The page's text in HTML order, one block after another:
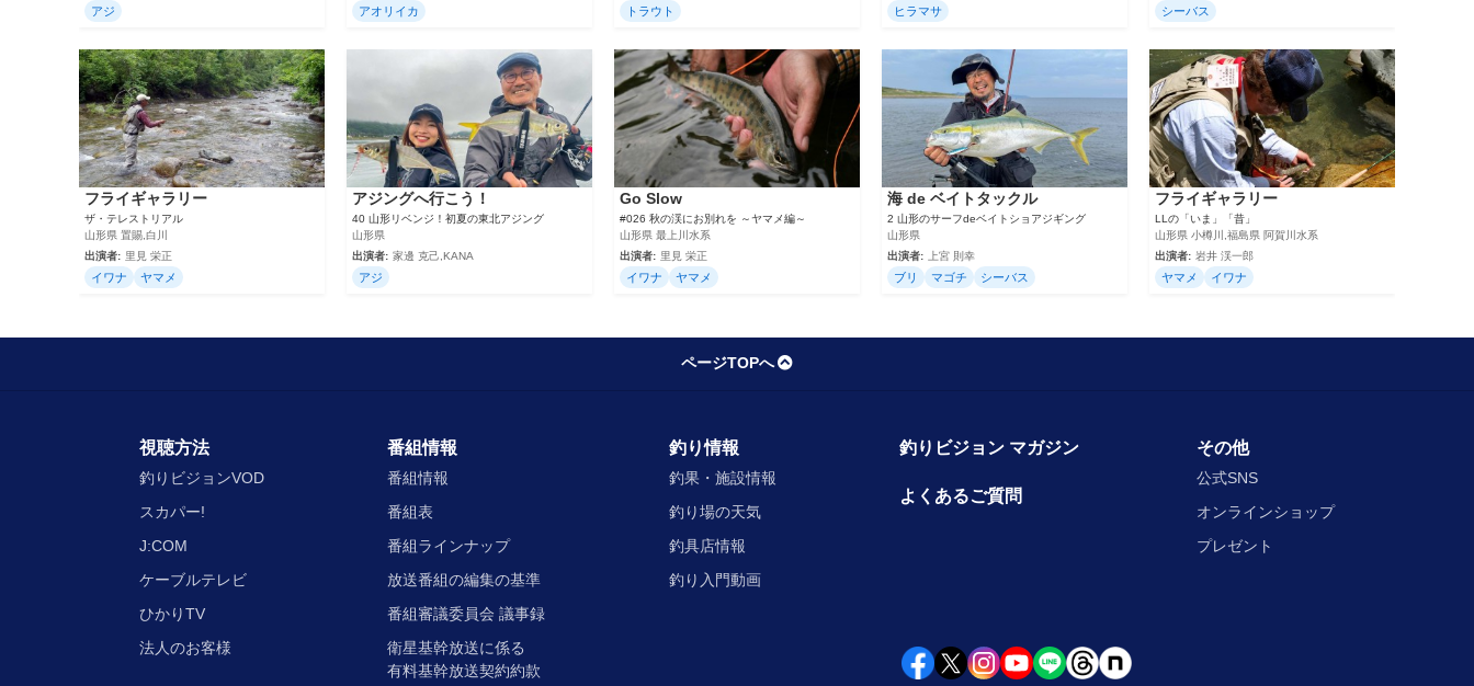
アジ アオリイカ トラウト ヒラマサ シーバス
フライギャラリー
ザ・テレストリアル
山形県 置賜,白川
出演者: 里見 栄正
イワナ ヤマメ
アジングへ行こう！
40 山形リベンジ！初夏の東北アジング
山形県
出演者: 家邊 克己,KANA
アジ
Go Slow
#026 秋の渓にお別れを ～ヤマメ編～
山形県 最上川水系
出演者: 里見 栄正
イワナ ヤマメ
海 de ベイトタックル
2 山形のサーフdeベイトショアジギング
山形県
出演者:
上宮 則幸
ブリ マゴチ シーバス
フライギャラリー
LLの「いま」「昔」
山形県 小樽川,福島県 阿賀川水系
出演者: 岩井 渓一郎
ヤマメ イワナ
ページTOPへ
視聴方法
釣りビジョンVOD
スカパー!
J:COM
ケーブルテレビ
ひかりTV
法人のお客様
番組情報
番組情報
番組表
番組ラインナップ
放送番組の編集の基準
番組審議委員会 議事録
衛星基幹放送に係る
有料基幹放送契約約款
釣り情報
釣果・施設情報
釣り場の天気
釣具店情報
釣り入門動画
釣りビジョン マガジン
よくあるご質問
その他
公式SNS
オンラインショップ
プレゼント